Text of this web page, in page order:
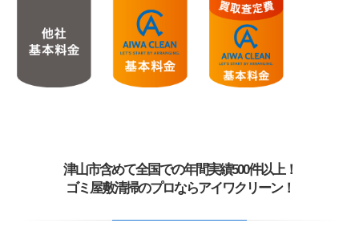
津山市含めて全国での年間実績500件以上！
ゴミ屋敷清掃のプロならアイワクリーン！